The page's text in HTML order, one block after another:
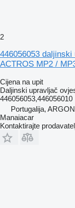
2
446056053
ACTROS MP2 /
Cijena na upit
Daljinski upravljač
446056053,446056010
Portugalija,
Manaiacar
Kontaktirajte